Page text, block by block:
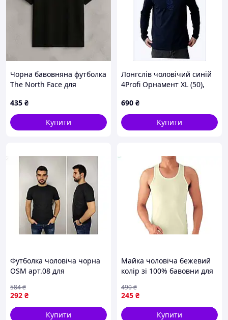
Чорна бавовняна футболка
The North Face для
логотипом на грудях
ART0170
435 ₴
Купити
Лонгслів чоловічий синій
4Profi Орнамент XL (50),
690 ₴
Купити
Футболка чоловіча чорна
OSM арт.08 для
стильна та зручна
292 ₴
584₴
Купити
Майка чоловіча бежевий
колір зі 100% бавовни для
комфортного стилю
245 ₴
490₴
Купити